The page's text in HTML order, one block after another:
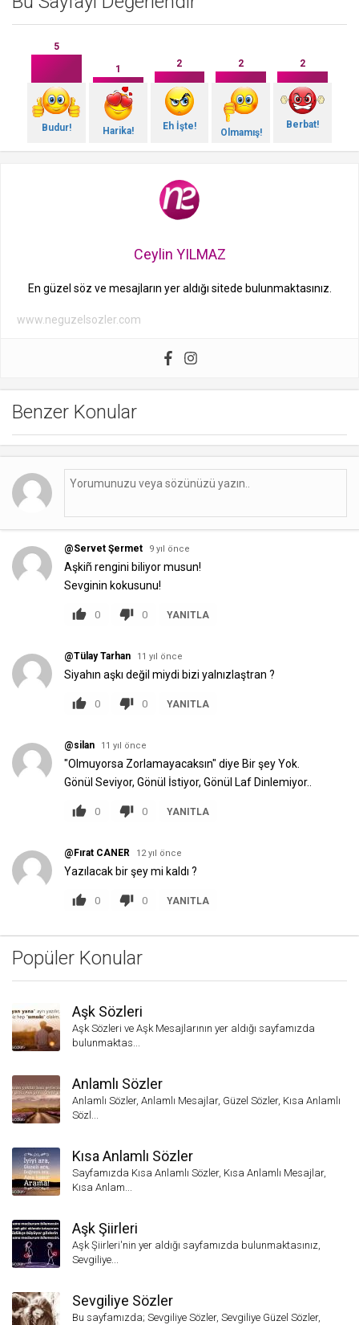
5
Budur!
1
Harika!
2
Eh İşte!
2
Olmamış!
2
Berbat!
Ceylin YILMAZ
En güzel söz ve mesajların yer aldığı sitede bulunmaktasınız.
www.neguzelsozler.com
Benzer Konular
@Servet Şermet 9 yıl önce
Aşkiñ rengini biliyor musun!
Sevginin kokusunu!
0 0 YANITLA
@Tülay Tarhan 11 yıl önce
Siyahın aşkı değil miydi bizi yalnızlaştran ?
0 0 YANITLA
@silan 11 yıl önce
"Olmuyorsa Zorlamayacaksın" diye Bir şey Yok.
Gönül Seviyor, Gönül İstiyor, Gönül Laf Dinlemiyor..
0 0 YANITLA
@Fırat CANER 12 yıl önce
Yazılacak bir şey mi kaldı ?
0 0 YANITLA
Popüler Konular
Aşk Sözleri
Aşk Sözleri ve Aşk Mesajlarının yer aldığı sayfamızda
bulunmaktas...
Anlamlı Sözler
Anlamlı Sözler, Anlamlı Mesajlar, Güzel Sözler, Kısa Anlamlı
Sözl...
Kısa Anlamlı Sözler
Sayfamızda Kısa Anlamlı Sözler, Kısa Anlamlı Mesajlar,
Kısa Anlam...
Aşk Şiirleri
Aşk Şiirleri'nin yer aldığı sayfamızda bulunmaktasınız,
Sevgiliye...
Sevgiliye Sözler
Bu sayfamızda; Sevgiliye Sözler, Sevgiliye Güzel Sözler,